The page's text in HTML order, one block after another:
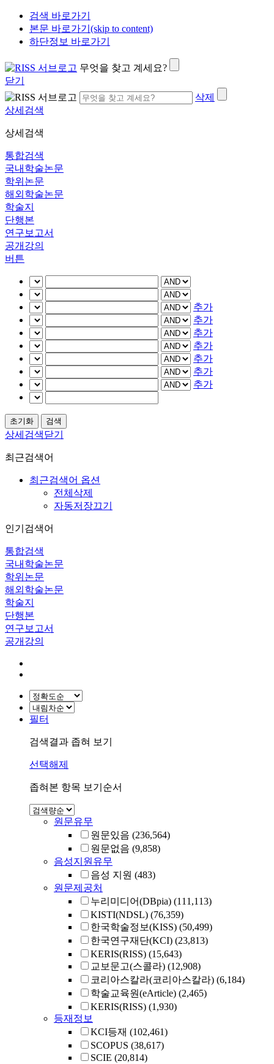
검색 바로가기
본문 바로가기(skip to content)
하단정보 바로가기
무엇을 찾고 계세요?
닫기
삭제
상세검색
상세검색
통합검색
국내학술논문
학위논문
해외학술논문
학술지
단행본
연구보고서
공개강의
버튼
추가
추가
추가
추가
추가
추가
추가
상세검색닫기
최근검색어
최근검색어 옵션
전체삭제
자동저장끄기
인기검색어
통합검색
국내학술논문
학위논문
해외학술논문
학술지
단행본
연구보고서
공개강의
필터
검색결과 좁혀 보기
선택해제
좁혀본 항목 보기순서
원문유무
원문있음 (236,564)
원문없음 (9,858)
음성지원유무
음성 지원 (483)
원문제공처
누리미디어(DBpia) (111,113)
KISTI(NDSL) (76,359)
한국학술정보(KISS) (50,499)
한국연구재단(KCI) (23,813)
KERIS(RISS) (15,643)
교보문고(스콜라) (12,908)
코리아스칼라(코리아스칼라) (6,184)
학술교육원(eArticle) (2,465)
KERIS(RISS) (1,930)
등재정보
KCI등재 (102,461)
SCOPUS (38,617)
SCIE (20,814)